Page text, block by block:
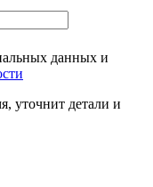
данных и
уточнит детали и